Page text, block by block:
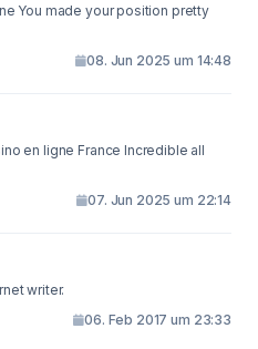
You made your position pretty
08. Jun 2025 um 14:48
en ligne France Incredible all
07. Jun 2025 um 22:14
writer.
06. Feb 2017 um 23:33